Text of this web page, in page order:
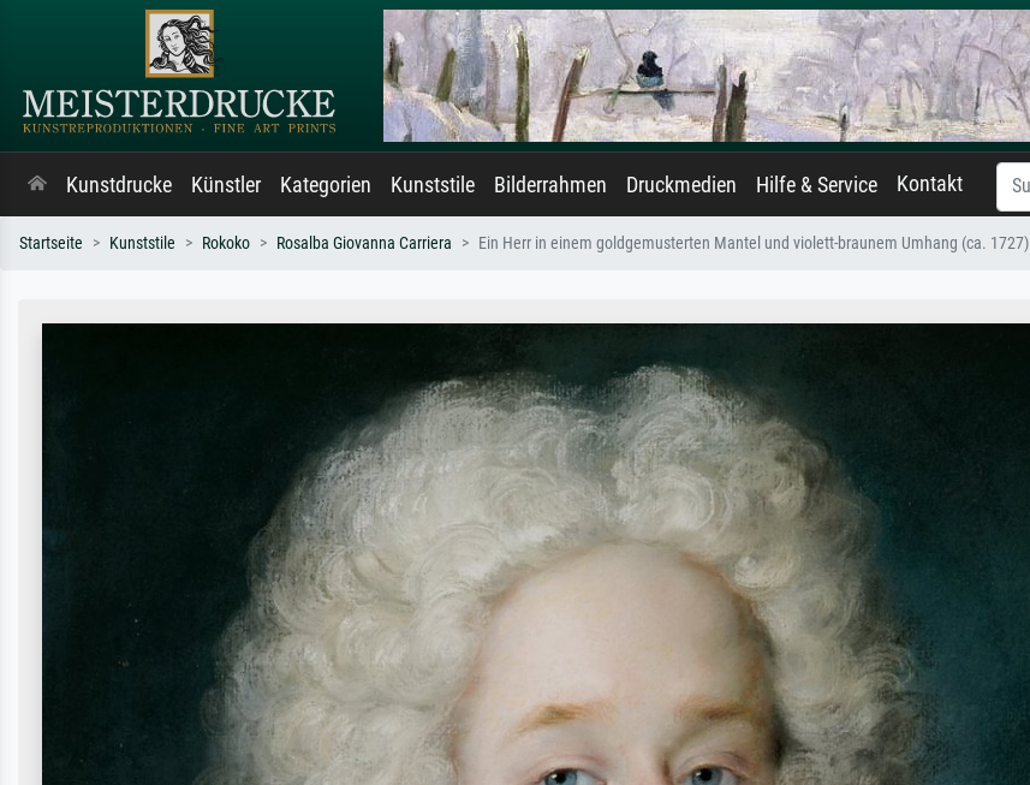
Kunstdrucke Künstler Kategorien Kunststile Bilderrahmen Druckmedien Hilfe & Service Kontakt
Startseite Kunststile Rokoko Rosalba Giovanna Carriera Ein Herr in einem goldgemusterten Mantel und violett-braunem Umhang (ca. 1727)